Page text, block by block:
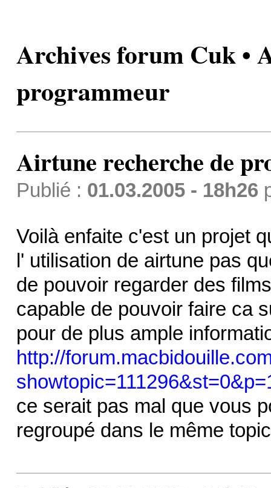
Archives forum Cuk •
programmeur
Airtune recherche de
Publié : 01.03.2005 - 18h26
Voilà enfaite c'est un projet
l' utilisation de airtune pas
de pouvoir regarder des
capable de pouvoir faire ca
pour de plus ample
http://
ce serait pas mal que vous
regroupé dans le même